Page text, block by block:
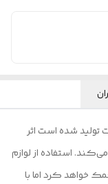
شده است اثر
استفاده از لوازم
خواهد کرد اما با